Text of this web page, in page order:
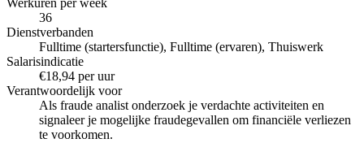
Werkuren per week
36
Dienstverbanden
Fulltime (startersfunctie), Fulltime (ervaren), Thuiswerk
Salarisindicatie
€18,94 per uur
Verantwoordelijk voor
Als fraude analist onderzoek je verdachte activiteiten en
signaleer je mogelijke fraudegevallen om financiële verliezen
te voorkomen.